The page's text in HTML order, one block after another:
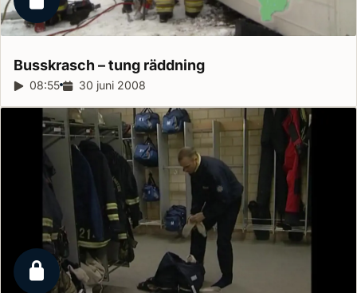
Låst reportage
Busskrasch – tung räddning
Reportagelängd:
08:55 Releasedatum:
30 juni 2008
Låst reportage